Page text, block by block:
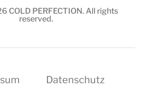
COLD PERFECTION. All rights
reserved.
Datenschutz